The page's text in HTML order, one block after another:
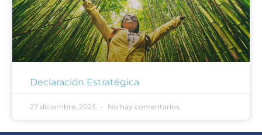
Declaración Estratégica
27 diciembre, 2023 No hay comentarios